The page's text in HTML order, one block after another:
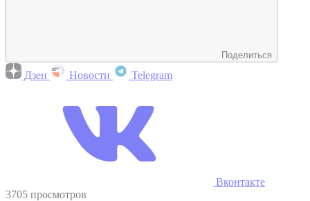
Поделиться
Дзен Новости Telegram
Вконтакте
3705 просмотров